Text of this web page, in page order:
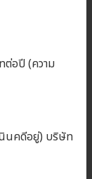
ต่อปี (ความ
นินคดีอยู่) บริษัท